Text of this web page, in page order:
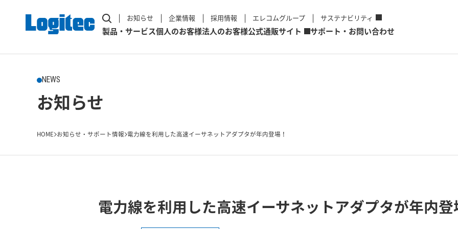
お知らせ 企業情報 採用情報 エレコムグループ サステナビリティ
製品・サービス個人のお客様法人のお客様公式通販サイト サポート・お問い合わせ
NEWS
お知らせ
HOME お知らせ・サポート情報 電力線を利用した高速イーサネットアダプタが年内登場！
電力線を利用した高速イーサネットアダプタが年内登